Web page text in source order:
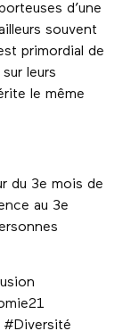
d’une
souvent
primordial de
leurs
le même
du 3e mois de
au 3e
#Diversité